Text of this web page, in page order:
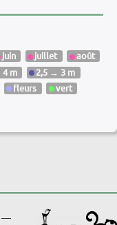
juin juillet
août
m
2,5 → 3 m
fleurs vert
—